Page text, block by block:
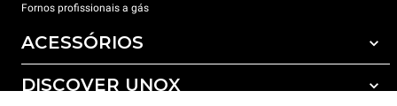
Fornos profissionais a gás
ACESSÓRIOS
Todos os acessórios
DISCOVER UNOX